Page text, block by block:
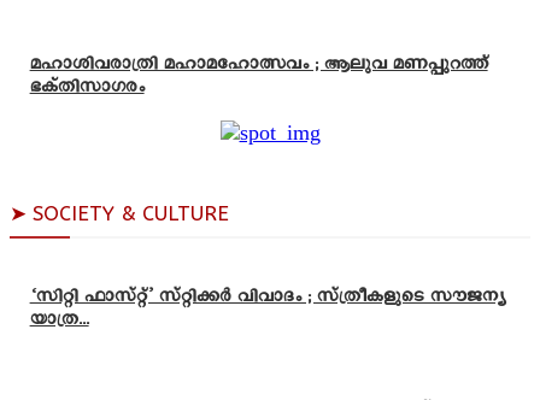
മഹാശിവരാത്രി മഹാമഹോത്സവം ; ആലുവ മണപ്പുറത്ത്
ഭക്തിസാഗരം
➤ SOCIETY & CULTURE
‘സിറ്റി ഫാസ്റ്റ്’ സ്റ്റിക്കർ വിവാദം ; സ്ത്രീകളുടെ സൗജന്യ
യാത്ര...